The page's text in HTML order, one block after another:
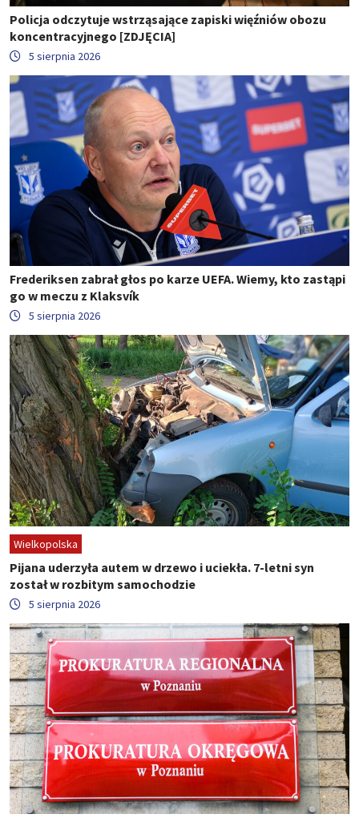
Policja odczytuje wstrząsające zapiski więźniów obozu
koncentracyjnego [ZDJĘCIA]
5 sierpnia 2026
Frederiksen zabrał głos po karze UEFA. Wiemy, kto zastąpi
go w meczu z Klaksvík
5 sierpnia 2026
Wielkopolska
Pijana uderzyła autem w drzewo i uciekła. 7-letni syn
został w rozbitym samochodzie
5 sierpnia 2026